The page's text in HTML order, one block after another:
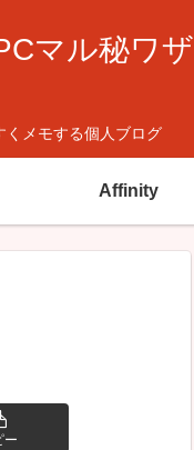
マル秘ワザ
くメモする個人ブログ
Affinity
ー